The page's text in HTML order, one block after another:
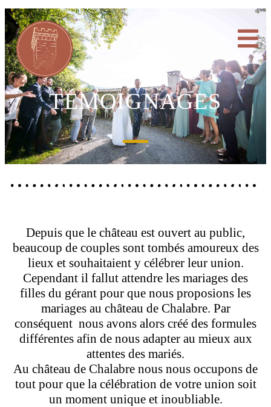
TÉMOIGNAGES
Depuis que le château est ouvert au public,
beaucoup de couples sont tombés amoureux des
lieux et souhaitaient y célébrer leur union.
Cependant il fallut attendre les mariages des
filles du gérant pour que nous proposions les
mariages au château de Chalabre. Par
conséquent nous avons alors créé des formules
différentes afin de nous adapter au mieux aux
attentes des mariés.
Au château de Chalabre nous nous occupons de
tout pour que la célébration de votre union soit
un moment unique et inoubliable.